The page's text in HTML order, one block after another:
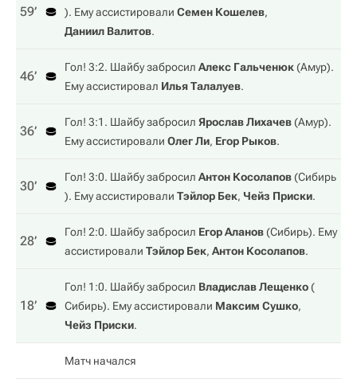
59‎’‎
). Ему ассистировали Семен Кошелев,
Даниил Валитов.
46‎’‎
Гол! 3:2. Шайбу забросил Алекс Гальченюк(Амур).
Ему ассистировал Илья Талалуев.
36‎’‎
Гол! 3:1. Шайбу забросил Ярослав Лихачев(Амур).
Ему ассистировали Олег Ли, Егор Рыков.
30‎’‎
Гол! 3:0. Шайбу забросил Антон Косолапов(Сибирь
). Ему ассистировали Тэйлор Бек, Чейз Приски.
28‎’‎
Гол! 2:0. Шайбу забросил Егор Аланов(Сибирь). Ему
ассистировали Тэйлор Бек, Антон Косолапов.
18‎’‎
Гол! 1:0. Шайбу забросил Владислав Лещенко(
Сибирь). Ему ассистировали Максим Сушко,
Чейз Приски.
Матч начался